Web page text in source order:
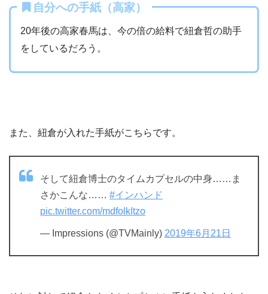
自分への手紙（高家）
20年後の高家春馬は、今の倍の給料で紐倉哲の助手
をしているだろう。
また、紐倉が入れた手紙がこちらです。
そして紐倉博士のタイムカプセルの中身……ま
さかこんな…… #インハンド
pic.twitter.com/mdfolkItzo
— Impressions (@TVMainly) 2019年6月21日